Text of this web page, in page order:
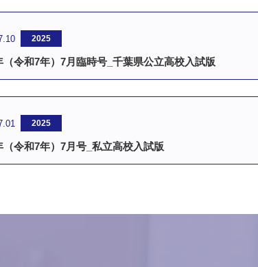
2025
（令和7年）7月臨時号_千葉県公立高校入試版
2025
（令和7年）7月号_私立高校入試版